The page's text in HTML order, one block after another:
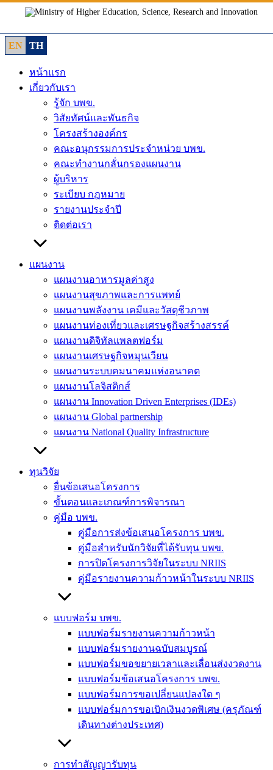
content
EN
TH
หน้าแรก
เกี่ยวกับเรา
รู้จัก บพข.
วิสัยทัศน์และพันธกิจ
โครงสร้างองค์กร
คณะอนุกรรมการประจำหน่วย บพข.
คณะทำงานกลั่นกรองแผนงาน
ผู้บริหาร
ระเบียบ กฎหมาย
รายงานประจำปี
ติดต่อเรา
แผนงาน
แผนงานอาหารมูลค่าสูง
แผนงานสุขภาพและการแพทย์
แผนงานพลังงาน เคมีและวัสดุชีวภาพ
แผนงานท่องเที่ยวและเศรษฐกิจสร้างสรรค์
แผนงานดิจิทัลแพลตฟอร์ม
แผนงานเศรษฐกิจหมุนเวียน
แผนงานระบบคมนาคมแห่งอนาคต
แผนงานโลจิสติกส์
แผนงาน Innovation Driven Enterprises (IDEs)
แผนงาน Global partnership
แผนงาน National Quality Infrastructure
ทุนวิจัย
ยื่นข้อเสนอโครงการ
ขั้นตอนและเกณฑ์การพิจารณา
คู่มือ บพข.
คู่มือการส่งข้อเสนอโครงการ บพข.
คู่มือสำหรับนักวิจัยที่ได้รับทุน บพข.
การปิดโครงการวิจัยในระบบ NRIIS
คู่มือรายงานความก้าวหน้าในระบบ NRIIS
แบบฟอร์ม บพข.
แบบฟอร์มรายงานความก้าวหน้า
แบบฟอร์มรายงานฉบับสมบูรณ์
แบบฟอร์มขอขยายเวลาและเลื่อนส่งงวดงาน
แบบฟอร์มข้อเสนอโครงการ บพข.
แบบฟอร์มการขอเปลี่ยนแปลงใด ๆ
แบบฟอร์มการขอเบิกเงินงวดพิเศษ (ครุภัณฑ์
เดินทางต่างประเทศ)
การทำสัญญารับทุน